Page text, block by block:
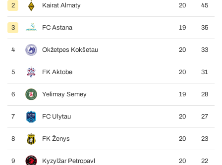
2 Kairat Almaty 20 45
3 FC Astana 19 35
4 Okžetpes Kokšetau 20 33
5 FK Aktobe 20 31
6 Yelimay Semey 19 28
7 FC Ulytau 20 27
8 FK Ženys 20 23
9 Kyzylžar Petropavl 20 22